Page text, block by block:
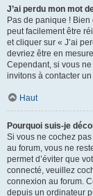
J’ai perdu mon mot
Pas de panique !
peut facilement être
et cliquer sur « J’ai
devriez être en
Cependant, si vous
invitons à contacter
Haut
Pourquoi suis-je
Si vous ne cochez
au forum, vous ne
permet d’éviter que
connecté, veuillez
connexion au forum.
depuis un ordinateur